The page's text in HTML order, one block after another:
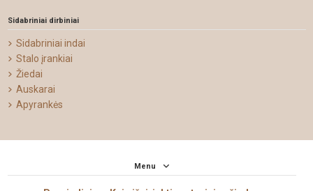
Sidabriniai dirbiniai
Sidabriniai indai
Stalo įrankiai
Žiedai
Auskarai
Apyrankės
Menu